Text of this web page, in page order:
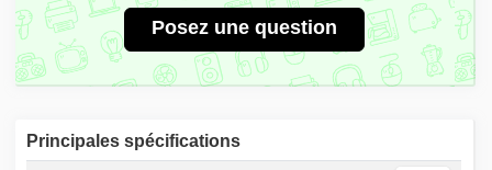
Posez une question
Principales spécifications